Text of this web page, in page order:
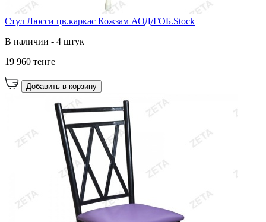
Стул Люсси цв.каркас Кожзам АОД/ГОБ.Stock
В наличии - 4 штук
19 960 тенге
Добавить в корзину